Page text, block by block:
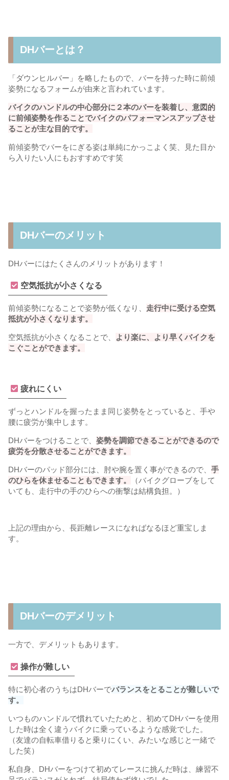
DHバーとは？
「ダウンヒルバー」を略したもので、バーを持った時に前傾
姿勢になるフォームが由来と言われています。
バイクのハンドルの中心部分に２本のバーを装着し、意図的
に前傾姿勢を作ることでバイクのパフォーマンスアップさせ
ることが主な目的です。
前傾姿勢でバーをにぎる姿は単純にかっこよく笑、見た目か
ら入りたい人にもおすすめです笑
DHバーのメリット
DHバーにはたくさんのメリットがあります！
空気抵抗が小さくなる
前傾姿勢になることで姿勢が低くなり、 走行中に受ける空気
抵抗が小さくなります。
空気抵抗が小さくなることで、
より楽に、より早くバイクを
こぐことができます。
疲れにくい
ずっとハンドルを握ったまま同じ姿勢をとっていると、手や
腰に疲労が集中します。
DHバーをつけることで、 姿勢を調節できることができるので
疲労を分散させることができます。
DHバーのパッド部分には、肘や腕を置く事ができるので、 手
のひらを休ませることもできます。
（バイクグローブをして
いても、走行中の手のひらへの衝撃は結構負担。）
上記の理由から、長距離レースになればなるほど重宝しま
す。
DHバーのデメリット
一方で、デメリットもあります。
操作が難しい
特に初心者のうちはDHバーでバランスをとることが難しいで
す。
いつものハンドルで慣れていたためと、初めてDHバーを使用
した時は全く違うバイクに乗っているような感覚でした。
（友達の自転車借りると乗りにくい、みたいな感じと一緒で
した笑）
私自身、DHバーをつけて初めてレースに挑んだ時は、練習不